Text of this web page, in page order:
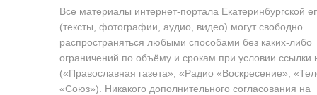
Все материалы интернет-портала Екатеринбургской
(тексты, фотографии, аудио, видео) могут свободно
распространяться любыми способами без каких-либо
ограничений по объёму и срокам при условии ссылки
(«Православная газета», «Радио «Воскресение»,
«Союз»). Никакого дополнительного согласования на